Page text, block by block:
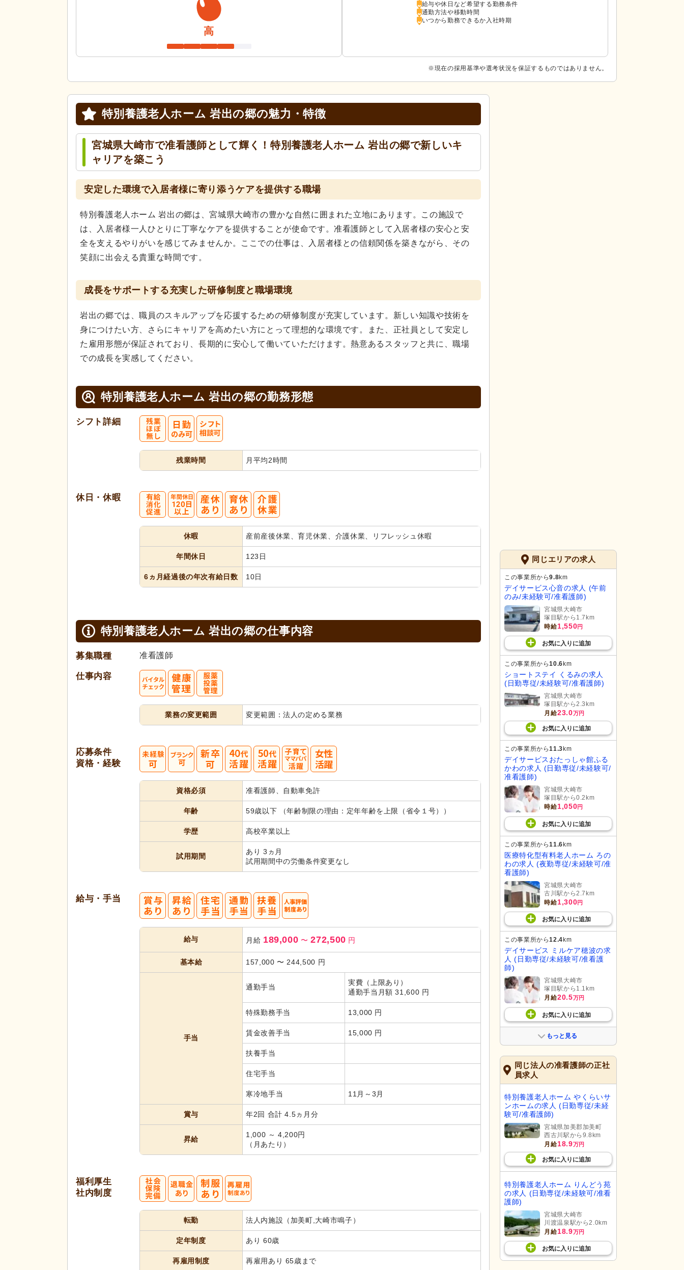
高
給与や休日など希望する勤務条件
通勤方法や移動時間
いつから勤務できるか入社時期
※現在の採用基準や選考状況を保証するものではありません。
特別養護老人ホーム 岩出の郷の魅力・特徴
宮城県大崎市で准看護師として輝く！特別養護老人ホーム 岩出の郷で新しいキ
ャリアを築こう
安定した環境で入居者様に寄り添うケアを提供する職場
特別養護老人ホーム 岩出の郷は、宮城県大崎市の豊かな自然に囲まれた立地にあります。この施設で
は、入居者様一人ひとりに丁寧なケアを提供することが使命です。准看護師として入居者様の安心と安
全を支えるやりがいを感じてみませんか。ここでの仕事は、入居者様との信頼関係を築きながら、その
笑顔に出会える貴重な時間です。
成長をサポートする充実した研修制度と職場環境
岩出の郷では、職員のスキルアップを応援するための研修制度が充実しています。新しい知識や技術を
身につけたい方、さらにキャリアを高めたい方にとって理想的な環境です。また、正社員として安定し
た雇用形態が保証されており、長期的に安心して働いていただけます。熱意あるスタッフと共に、職場
での成長を実感してください。
特別養護老人ホーム 岩出の郷の勤務形態
シフト詳細
残業時間 月平均2時間
休日・休暇
休暇 産前産後休業、育児休業、介護休業、リフレッシュ休暇
年間休日 123日
6ヵ月経過後の年次有給日数 10日
特別養護老人ホーム 岩出の郷の仕事内容
募集職種 准看護師
仕事内容
業務の変更範囲 変更範囲：法人の定める業務
応募条件
資格・経験
資格必須 准看護師、自動車免許
年齢 59歳以下 （年齢制限の理由：定年年齢を上限（省令１号））
学歴 高校卒業以上
試用期間
あり 3ヵ月
試用期間中の労働条件変更なし
給与・手当
給与 月給 189,000 〜 272,500 円
基本給 157,000 〜 244,500 円
手当
通勤手当
実費（上限あり）
通勤手当月額 31,600 円
特殊勤務手当 13,000 円
賃金改善手当 15,000 円
扶養手当
住宅手当
寒冷地手当 11月～3月
賞与 年2回 合計 4.5ヵ月分
昇給
1,000 ～ 4,200円
（月あたり）
福利厚生
社内制度
転勤 法人内施設（加美町,大崎市鳴子）
定年制度 あり 60歳
再雇用制度 再雇用あり 65歳まで
同じエリアの求人
この事業所から9.8km
デイサービス心音の求人 (午前
のみ/未経験可/准看護師)
宮城県大崎市
塚目駅から1.7km
時給1,550円
お気に入り に追加
この事業所から10.6 km
ショートステイ くるみの求人
(日勤専従/未経験可/准看護師)
宮城県大崎市
塚目駅から2.3km
月給23.0万円
お気に入り に追加
この事業所から11.3 km
デイサービスおたっしゃ館ふる
かわの求人 (日勤専従/未経験可/
准看護師)
宮城県大崎市
塚目駅から0.2km
時給1,050円
お気に入り に追加
この事業所から11.6km
医療特化型有料老人ホーム ろの
わの求人 (夜勤専従/未経験可/准
看護師)
宮城県大崎市
古川駅から2.7km
時給1,300円
お気に入り に追加
この事業所から12.4 km
デイサービス ミルケア穂波の求
人 (日勤専従/未経験可/准看護
師)
宮城県大崎市
塚目駅から1.1km
月給20.5万円
お気に入り に追加
もっと見る
同じ法人の准看護師の正社
員求人
特別養護老人ホーム やくらいサ
ンホームの求人 (日勤専従/未経
験可/准看護師)
宮城県加美郡加美町
西古川駅から9.8km
月給18.9万円
お気に入り に追加
特別養護老人ホーム りんどう苑
の求人 (日勤専従/未経験可/准看
護師)
宮城県大崎市
川渡温泉駅から2.0km
月給18.9万円
お気に入り に追加